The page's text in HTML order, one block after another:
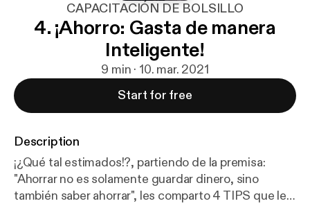
CAPACITACIÓN DE BOLSILLO
4. ¡Ahorro: Gasta de manera
Inteligente!
9 min · 10. mar. 2021
Start for free
Description
¡¿Qué tal estimados!?, partiendo de la premisa:
"Ahorrar no es solamente guardar dinero, sino
también saber ahorrar", les comparto 4 TIPS que les